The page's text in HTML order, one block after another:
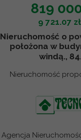
819
9 721.07
Nieruchomość o
położona w
windą.,
Nieruchomość
Agencja